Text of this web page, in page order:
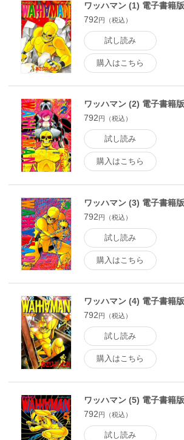
ワッハマン (1) 電子書籍版
792円（税込）
試し読み
購入はこちら
ワッハマン (2) 電子書籍版
792 円（税込）
試し読み
購入はこちら
ワッハマン (3) 電子書籍版
792円（税込）
試し読み
購入はこちら
ワッハマン (4) 電子書籍版
792 円（税込）
試し読み
購入はこちら
ワッハマン (5) 電子書籍版
792円（税込）
試し読み